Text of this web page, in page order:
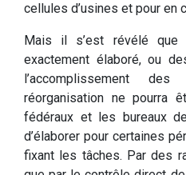
cellules d’usines et pour en
Mais il s’est révélé que
exactement élaboré, ou
l’accomplissement
réorganisation ne pourra
fédéraux et les bureaux
d’élaborer pour certaines
fixant les tâches. Par des